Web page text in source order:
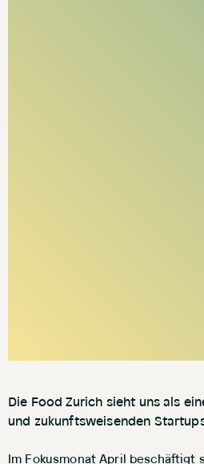
Die Food Zurich sieht uns als
und zukunftsweisenden
Im Fokusmonat April beschäftigt